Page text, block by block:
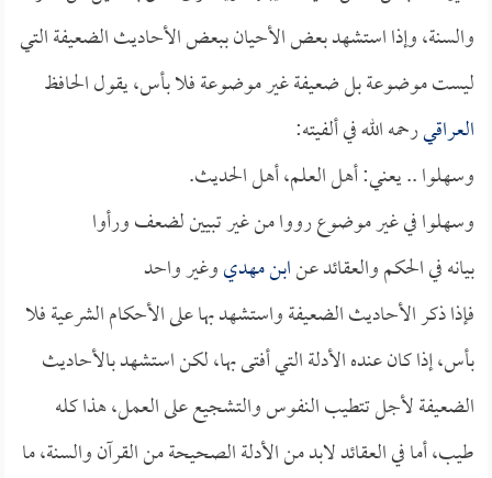
والسنة، وإذا استشهد بعض الأحيان ببعض الأحاديث الضعيفة التي
ليست موضوعة بل ضعيفة غير موضوعة فلا بأس، يقول الحافظ
العراقيرحمه الله في ألفيته:
وسهلوا .. يعني: أهل العلم، أهل الحديث.
وسهلوا في غير موضوع رووا من غير تبيين لضعف ورأوا
بيانه في الحكم والعقائد عنابن مهديوغير واحد
فإذا ذكر الأحاديث الضعيفة واستشهد بها على الأحكام الشرعية فلا
بأس، إذا كان عنده الأدلة التي أفتى بها، لكن استشهد بالأحاديث
الضعيفة لأجل تتطيب النفوس والتشجيع على العمل، هذا كله
طيب، أما في العقائد لابد من الأدلة الصحيحة من القرآن والسنة، ما